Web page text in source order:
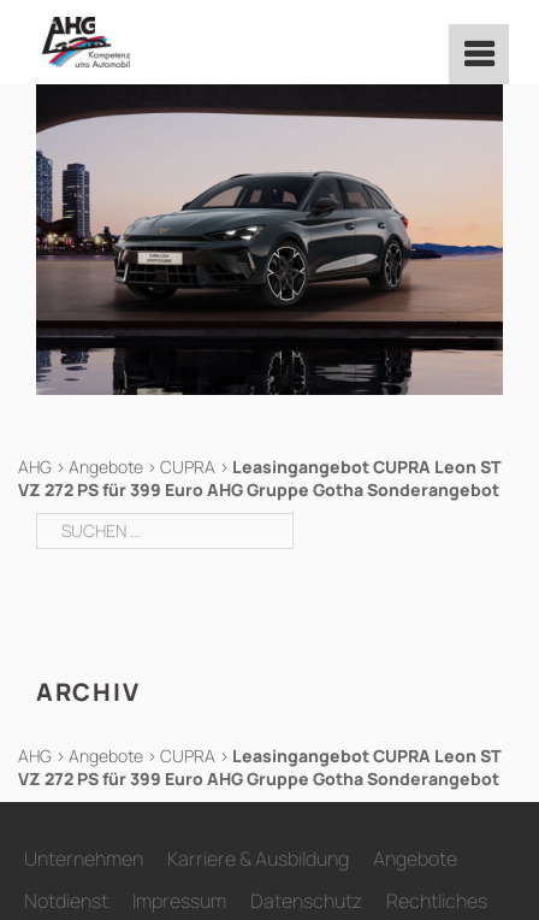
springen
AHG > Angebote > CUPRA > Leasingangebot CUPRA Leon ST
VZ 272 PS für 399 Euro AHG Gruppe Gotha Sonderangebot
Suchen
nach:
ARCHIV
AHG > Angebote > CUPRA > Leasingangebot CUPRA Leon ST
VZ 272 PS für 399 Euro AHG Gruppe Gotha Sonderangebot
Unternehmen Karriere & Ausbildung
Angebote
Notdienst
Impressum Datenschutz Rechtliches